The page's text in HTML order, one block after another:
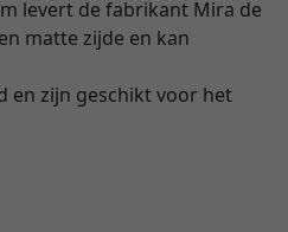
levert de fabrikant Mira de
matte zijde en kan
en zijn geschikt voor het